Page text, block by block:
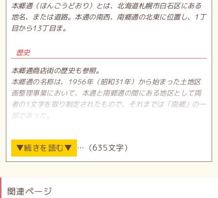
本郷通（ほんごうどおり）とは、北海道札幌市白石区にある
地名、または道路。本通の南西、南郷通の北東に位置し、1丁
目から13丁目ま。
歴史
本郷通商店街の歴史も参照。
本郷通の名称は、1956年（昭和31年）から始まった土地区
画整理事業において、本通と南郷通の間にある地区として両
者の1文字を取り制定されたもので、それまでは「南郷」の一
部であった。
隣接地区
東：本通、南郷通（白石藻岩通を境界とする） - 終端正面区
北：本通
…（635文字）
関連ページ